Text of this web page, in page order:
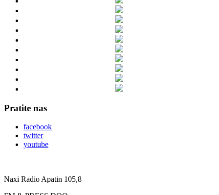
Pratite nas
facebook
twitter
youtube
Naxi Radio Apatin 105,8